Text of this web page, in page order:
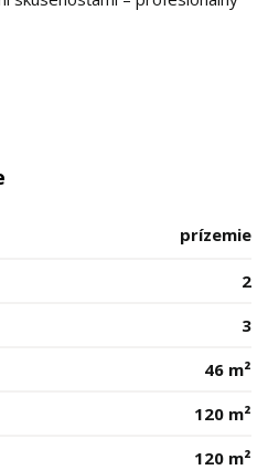
prízemie
2
3
46 m²
120 m²
120 m²